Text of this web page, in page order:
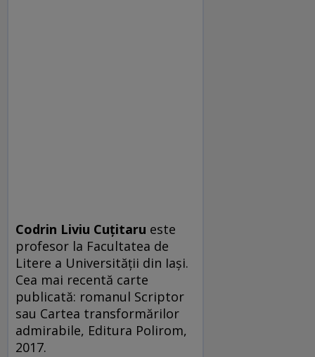
Codrin Liviu Cuțitaru este
profesor la Fa­cultatea de
Litere a Universității din Iași.
Cea mai recentă carte
publicată: romanul Scriptor
sau Cartea transformărilor
admirabile, Editura Polirom,
2017.